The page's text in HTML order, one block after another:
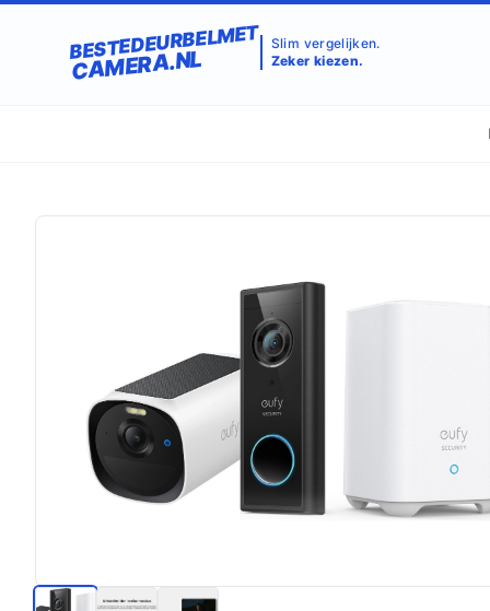
BESTEDEURBELMET
CAMERA.NL
Slim vergelijken.
Zeker kiezen.